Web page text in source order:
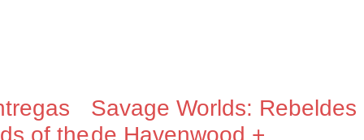
of the
Savage Worlds: Rebeldes
de Havenwood +